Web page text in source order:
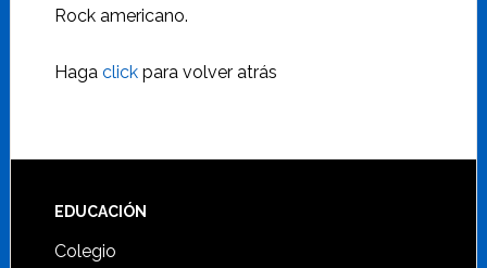
Rock americano.
Haga clickpara volver atrás
Footer
EDUCACIÓN
Colegio